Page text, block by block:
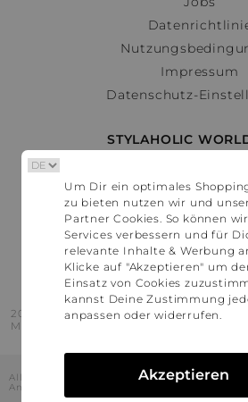
Impressum
Datenschutz-
STYLAHOLIC
Österreich
Schweiz
France
United
2016 - 2026 © Stylaholic.
Made for you with love in munich.
Alle Preise inkl. der jeweils geltenden
Angaben ohne Gewähr.
Um Dir ein optimales
zu bieten nutzen wir und
Partner Cookies. So können
Services verbessern und für
relevante Inhalte & Werbung
Klicke auf "Akzeptieren" um
Einsatz von Cookies
kannst Deine Zustimmung
anpassen oder widerrufen.
Akzeptieren